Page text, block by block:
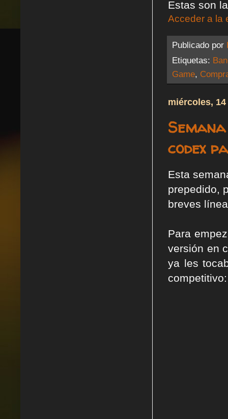
Estas son
Acceder a la
Publicado por
Etiquetas:
Game,
miércoles,
codex
Esta
prepedido,
breves
Para
versión en
ya les
competitivo: